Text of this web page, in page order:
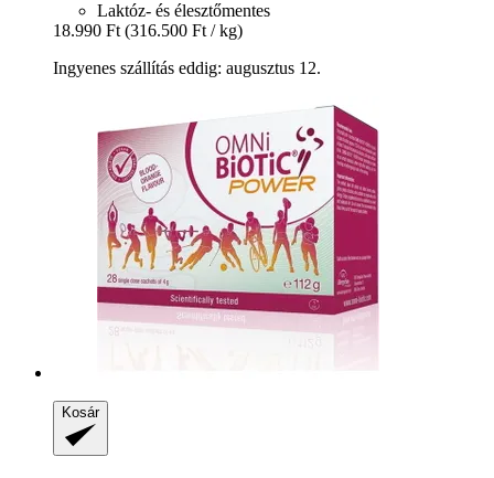
Laktóz- és élesztőmentes
18.990 Ft (316.500 Ft / kg)
Ingyenes szállítás eddig: augusztus 12.
Kosár